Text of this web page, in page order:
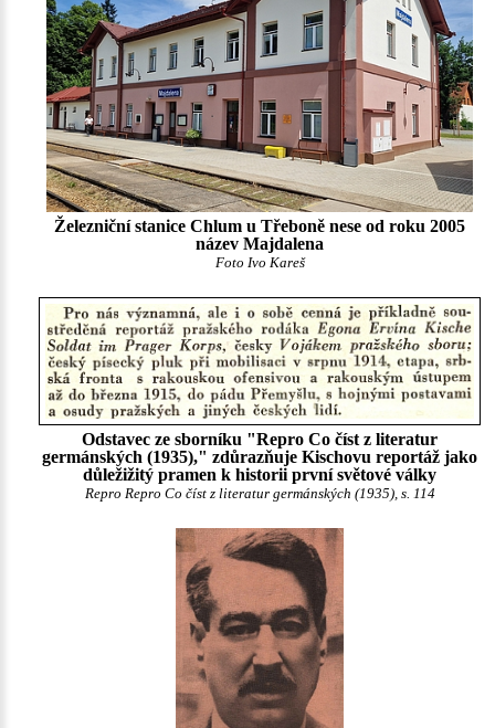
Železniční stanice Chlum u Třeboně nese od roku 2005
název Majdalena
Foto Ivo Kareš
Odstavec ze sborníku "Repro Co číst z literatur
germánských (1935)," zdůrazňuje Kischovu reportáž jako
důležižitý pramen k historii první světové války
Repro Repro Co číst z literatur germánských (1935), s. 114